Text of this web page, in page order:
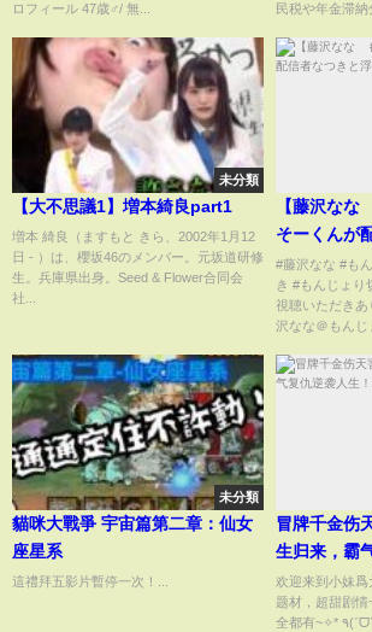
ロフィール 47歳♂/ 無...
民税や年金滞納
未分類
【大不思議1】増本綺良part1
増本 綺良（ますもと きら、2002年1月12
日 - ）は、櫻坂46のメンバー。元坂道研修
生。兵庫県出身。Seed & Flower合同会
社...
【藤沢な
そーくんが
疑惑…！？
#藤沢なな #も
き #もんじょり
視聴いただきあ
沢なな＠もんじ
未分類
貓咪大戰爭 宇宙篇第二章：仙女
座星系
這禮拜五影片暫停一次！...
冒牌千金伤
生归来，霸
門短劇
欢迎来到小妹爲
题材，超甜剧
全都有~✧* ٩(ˊᗜˋ*)و✧* 每日及時更新，陪